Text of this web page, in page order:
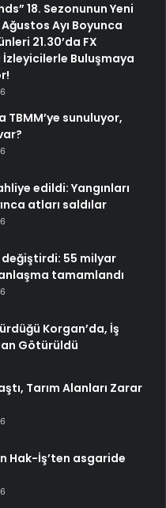
18. Sezonunun Yeni
Ayı Boyunca
21.30’da FX
İzleyicilerle Buluşmaya
TBMM’ye sunuluyor,
edildi: Yangınları
atları saldılar
değiştirdi: 55 milyar
tamamlandı
Korgan’da, İş
Götürüldü
Tarım Alanları Zarar
Hak-İş’ten asgaride